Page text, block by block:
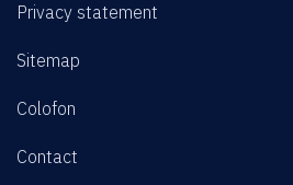
Privacy statement
Sitemap
Colofon
Contact